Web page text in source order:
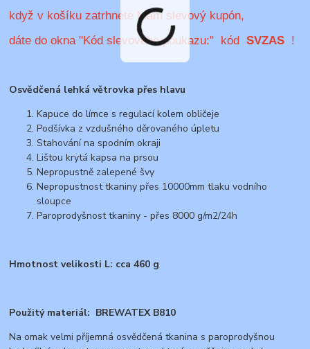
když v košíku zatrhnete Mám slevový kupón,
dáte do okna "Kód slevového poukazu:" kódSVZAS !
Osvědčená lehká větrovka přes hlavu
Kapuce do límce s regulací kolem obličeje
Podšívka z vzdušného děrovaného úpletu
Stahování na spodním okraji
Lištou krytá kapsa na prsou
Nepropustně zalepené švy
Nepropustnost tkaniny přes 10000mm tlaku vodního
sloupce
Paroprodyšnost tkaniny - přes 8000 g/m2/24h
Hmotnost velikosti L: cca 460 g
Použitý materiál: BREWATEX B810
Na omak velmi příjemná osvědčená tkanina s paroprodyšnou